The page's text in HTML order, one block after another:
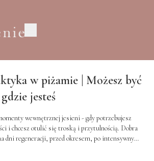
w piżamie | Możesz być
jesteś
i chcesz otulić się troską i przytulnością. Dobra
dni regeneracji, przed okresem, po intensywnym
się o siebie czule.